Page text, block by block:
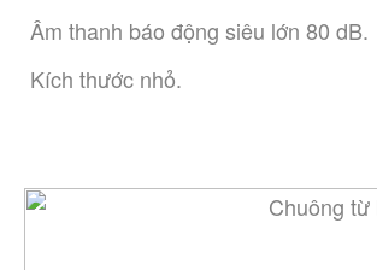
Âm thanh báo động siêu lớn 80 dB.
Kích thước nhỏ.